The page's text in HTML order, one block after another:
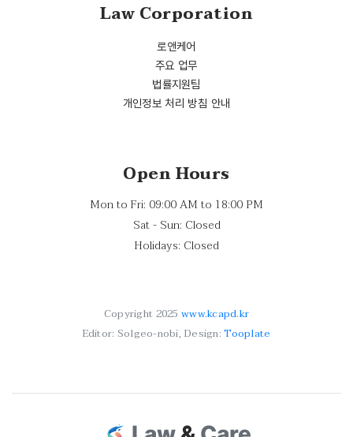
Law Corporation
로앤케어
주요 업무
법률지원팀
개인정보 처리 방침 안내
Open Hours
Mon to Fri: 09:00 AM to 18:00 PM
Sat - Sun: Closed
Holidays: Closed
Copyright 2025www.kcapd.kr
Editor: Solgeo-nobi, Design:Tooplate